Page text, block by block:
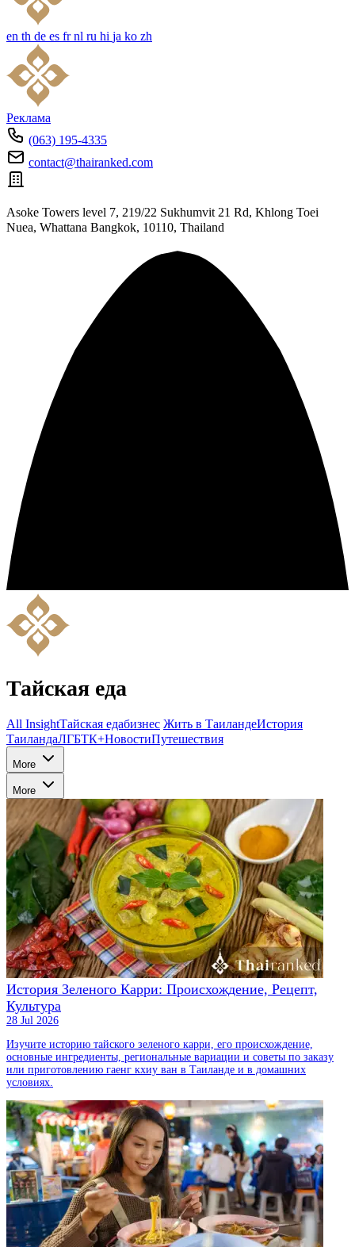
en th de es fr nl ru hi ja ko zh
Реклама
(063) 195-4335
contact@thairanked.com
Asoke Towers level 7, 219/22 Sukhumvit 21 Rd, Khlong Toei
Nuea, Whattana Bangkok, 10110, Thailand
Тайская еда
All InsightТайская едабизнес Жить в ТаиландеИстория
ТаиландаЛГБТК+НовостиПутешествия
More
More
История Зеленого Карри: Происхождение, Рецепт,
Культура
28 Jul 2026
Изучите историю тайского зеленого карри, его происхождение,
основные ингредиенты, региональные вариации и советы по заказу
или приготовлению гаенг кхиу ван в Таиланде и в домашних
условиях.